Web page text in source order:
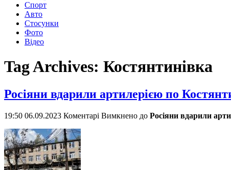
Спорт
Авто
Стосунки
Фото
Відео
Tag Archives: Костянтинівка
Росіяни вдарили артилерією по
19:50 06.09.2023 Коментарі Вимкнено до Росіяни вдарили